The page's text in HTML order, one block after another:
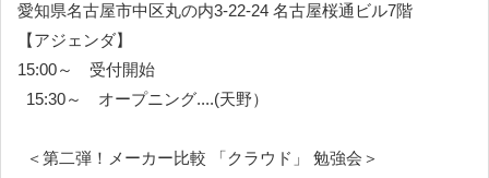
愛知県名古屋市中区丸の内3-22-24 名古屋桜通ビル7階
【アジェンダ】
15:00～ 受付開始
15:30～ オープニング....(天野）
＜第二弾！メーカー比較 「クラウド」 勉強会＞